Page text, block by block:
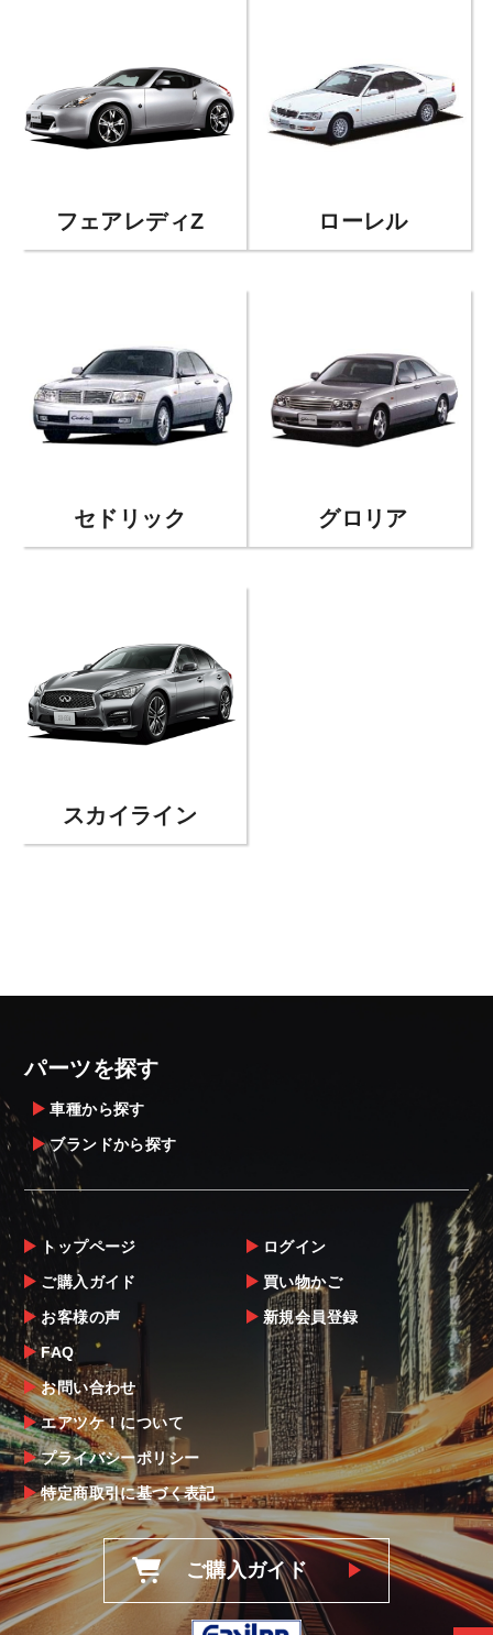
フェアレディZ ローレル
セドリック グロリア
スカイライン
パーツを探す
車種から探す
ブランドから探す
トップページ
ご購入ガイド
お客様の声
FAQ
お問い合わせ
エアツケ！について
プライバシーポリシー
特定商取引に基づく表記
ログイン
買い物かご
新規会員登録
ご購入ガイド